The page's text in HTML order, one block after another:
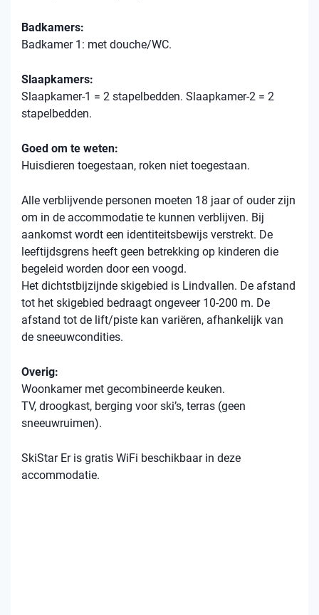
Badkamers:
Badkamer 1: met douche/WC.
Slaapkamers:
Slaapkamer-1 = 2 stapelbedden. Slaapkamer-2 = 2
stapelbedden.
Goed om te weten:
Huisdieren toegestaan, roken niet toegestaan.
Alle verblijvende personen moeten 18 jaar of ouder zijn
om in de accommodatie te kunnen verblijven. Bij
aankomst wordt een identiteitsbewijs verstrekt. De
leeftijdsgrens heeft geen betrekking op kinderen die
begeleid worden door een voogd.
Het dichtstbijzijnde skigebied is Lindvallen. De afstand
tot het skigebied bedraagt ​​ongeveer 10-200 m. De
afstand tot de lift/piste kan variëren, afhankelijk van
de sneeuwcondities.
Overig:
Woonkamer met gecombineerde keuken.
TV, droogkast, berging voor ski’s, terras (geen
sneeuwruimen).
SkiStar Er is gratis WiFi beschikbaar in deze
accommodatie.